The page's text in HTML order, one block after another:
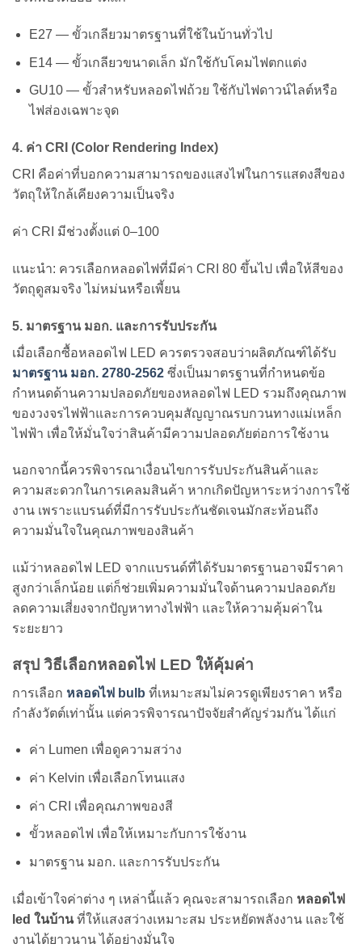
E27 — ขั้วเกลียวมาตรฐานที่ใช้ในบ้านทั่วไป
E14 — ขั้วเกลียวขนาดเล็ก มักใช้กับโคมไฟตกแต่ง
GU10 — ขั้วสำหรับหลอดไฟถ้วย ใช้กับไฟดาวน์ไลต์หรือ
ไฟส่องเฉพาะจุด
4. ค่า CRI (Color Rendering Index)
CRI คือค่าที่บอกความสามารถของแสงไฟในการแสดงสีของ
วัตถุให้ใกล้เคียงความเป็นจริง
ค่า CRI มีช่วงตั้งแต่ 0–100
แนะนำ: ควรเลือกหลอดไฟที่มีค่า CRI 80 ขึ้นไป เพื่อให้สีของ
วัตถุดูสมจริง ไม่หม่นหรือเพี้ยน
5. มาตรฐาน มอก. และการรับประกัน
เมื่อเลือกซื้อหลอดไฟ LED ควรตรวจสอบว่าผลิตภัณฑ์ได้รับ
มาตรฐาน มอก. 2780-2562 ซึ่งเป็นมาตรฐานที่กำหนดข้อ
กำหนดด้านความปลอดภัยของหลอดไฟ LED รวมถึงคุณภาพ
ของวงจรไฟฟ้าและการควบคุมสัญญาณรบกวนทางแม่เหล็ก
ไฟฟ้า เพื่อให้มั่นใจว่าสินค้ามีความปลอดภัยต่อการใช้งาน
นอกจากนี้ควรพิจารณาเงื่อนไขการรับประกันสินค้าและ
ความสะดวกในการเคลมสินค้า หากเกิดปัญหาระหว่างการใช้
งาน เพราะแบรนด์ที่มีการรับประกันชัดเจนมักสะท้อนถึง
ความมั่นใจในคุณภาพของสินค้า
แม้ว่าหลอดไฟ LED จากแบรนด์ที่ได้รับมาตรฐานอาจมีราคา
สูงกว่าเล็กน้อย แต่ก็ช่วยเพิ่มความมั่นใจด้านความปลอดภัย
ลดความเสี่ยงจากปัญหาทางไฟฟ้า และให้ความคุ้มค่าใน
ระยะยาว
สรุป วิธีเลือกหลอดไฟ LED ให้คุ้มค่า
การเลือก หลอดไฟ bulb ที่เหมาะสมไม่ควรดูเพียงราคา หรือ
กำลังวัตต์เท่านั้น แต่ควรพิจารณาปัจจัยสำคัญร่วมกัน ได้แก่
ค่า Lumen เพื่อดูความสว่าง
ค่า Kelvin เพื่อเลือกโทนแสง
ค่า CRI เพื่อคุณภาพของสี
ขั้วหลอดไฟ เพื่อให้เหมาะกับการใช้งาน
มาตรฐาน มอก. และการรับประกัน
เมื่อเข้าใจค่าต่าง ๆ เหล่านี้แล้ว คุณจะสามารถเลือก หลอดไฟ
led ในบ้านที่ให้แสงสว่างเหมาะสม ประหยัดพลังงาน และใช้
งานได้ยาวนาน ได้อย่างมั่นใจ